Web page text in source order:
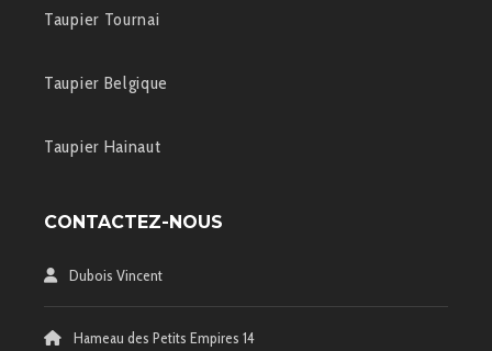
Taupier Tournai
Taupier Belgique
Taupier Hainaut
CONTACTEZ-NOUS
Dubois Vincent
Hameau des Petits Empires 14